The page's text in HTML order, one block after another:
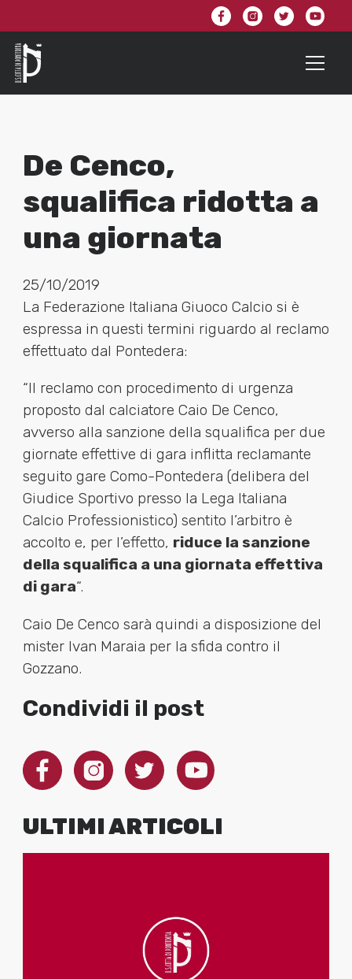
De Cenco,
squalifica ridotta a
una giornata
25/10/2019
La Federazione Italiana Giuoco Calcio si è
espressa in questi termini riguardo al reclamo
effettuato dal Pontedera:
“Il reclamo con procedimento di urgenza
proposto dal calciatore Caio De Cenco,
avverso alla sanzione della squalifica per due
giornate effettive di gara inflitta reclamante
seguito gare Como-Pontedera (delibera del
Giudice Sportivo presso la Lega Italiana
Calcio Professionistico) sentito l’arbitro è
accolto e, per l’effetto, riduce la sanzione
della squalifica a una giornata effettiva
di gara“.
Caio De Cenco sarà quindi a disposizione del
mister Ivan Maraia per la sfida contro il
Gozzano.
Condividi il post
ULTIMI ARTICOLI